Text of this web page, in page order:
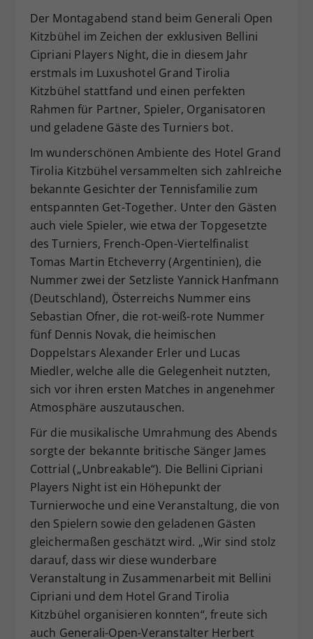
Der Montagabend stand beim Generali Open
Kitzbühel im Zeichen der exklusiven Bellini
Cipriani Players Night, die in diesem Jahr
erstmals im Luxushotel Grand Tirolia
Kitzbühel stattfand und einen perfekten
Rahmen für Partner, Spieler, Organisatoren
und geladene Gäste des Turniers bot.
Im wunderschönen Ambiente des Hotel Grand
Tirolia Kitzbühel versammelten sich zahlreiche
bekannte Gesichter der Tennisfamilie zum
entspannten Get-Together. Unter den Gästen
auch viele Spieler, wie etwa der Topgesetzte
des Turniers, French-Open-Viertelfinalist
Tomas Martin Etcheverry (Argentinien), die
Nummer zwei der Setzliste Yannick Hanfmann
(Deutschland), Österreichs Nummer eins
Sebastian Ofner, die rot-weiß-rote Nummer
fünf Dennis Novak, die heimischen
Doppelstars Alexander Erler und Lucas
Miedler, welche alle die Gelegenheit nutzten,
sich vor ihren ersten Matches in angenehmer
Atmosphäre auszutauschen.
Für die musikalische Umrahmung des Abends
sorgte der bekannte britische Sänger James
Cottrial („Unbreakable“). Die Bellini Cipriani
Players Night ist ein Höhepunkt der
Turnierwoche und eine Veranstaltung, die von
den Spielern sowie den geladenen Gästen
gleichermaßen geschätzt wird. „Wir sind stolz
darauf, dass wir diese wunderbare
Veranstaltung in Zusammenarbeit mit Bellini
Cipriani und dem Hotel Grand Tirolia
Kitzbühel organisieren konnten“, freute sich
auch Generali-Open-Veranstalter Herbert
Zweck
Dieser Wert speichert Ihre Consent-
Einstellungen. Unter anderem eine
zufällig generierte ID, für die
historische Speicherung Ihrer
vorgenommen Einstellungen, falls der
Webseiten-Betreiber dies eingestellt
hat.